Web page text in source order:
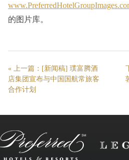
的图片库。
« 上一篇： [新闻稿] 璞富腾酒
店集团宣布与中国国航常旅客
合作计划